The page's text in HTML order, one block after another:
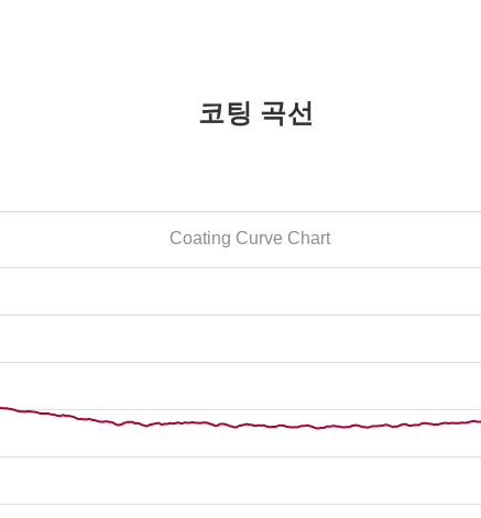
코팅 곡선
Coating Curve Chart